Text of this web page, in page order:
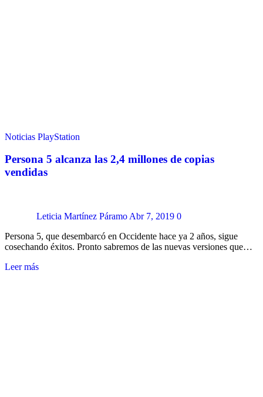
Noticias PlayStation
Persona 5 alcanza las 2,4 millones de copias
vendidas
Leticia Martínez Páramo Abr 7, 2019 0
Persona 5, que desembarcó en Occidente hace ya 2 años, sigue
cosechando éxitos. Pronto sabremos de las nuevas versiones que…
Leer más